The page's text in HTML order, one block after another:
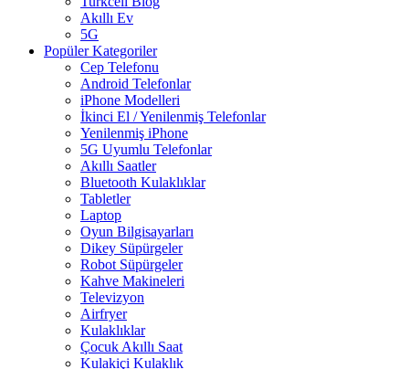
Akıllı Ev
5G
Popüler Kategoriler
Cep Telefonu
Android Telefonlar
iPhone Modelleri
İkinci El / Yenilenmiş Telefonlar
Yenilenmiş iPhone
5G Uyumlu Telefonlar
Akıllı Saatler
Bluetooth Kulaklıklar
Tabletler
Laptop
Oyun Bilgisayarları
Dikey Süpürgeler
Robot Süpürgeler
Kahve Makineleri
Televizyon
Airfryer
Kulaklıklar
Çocuk Akıllı Saat
Kulakiçi Kulaklık